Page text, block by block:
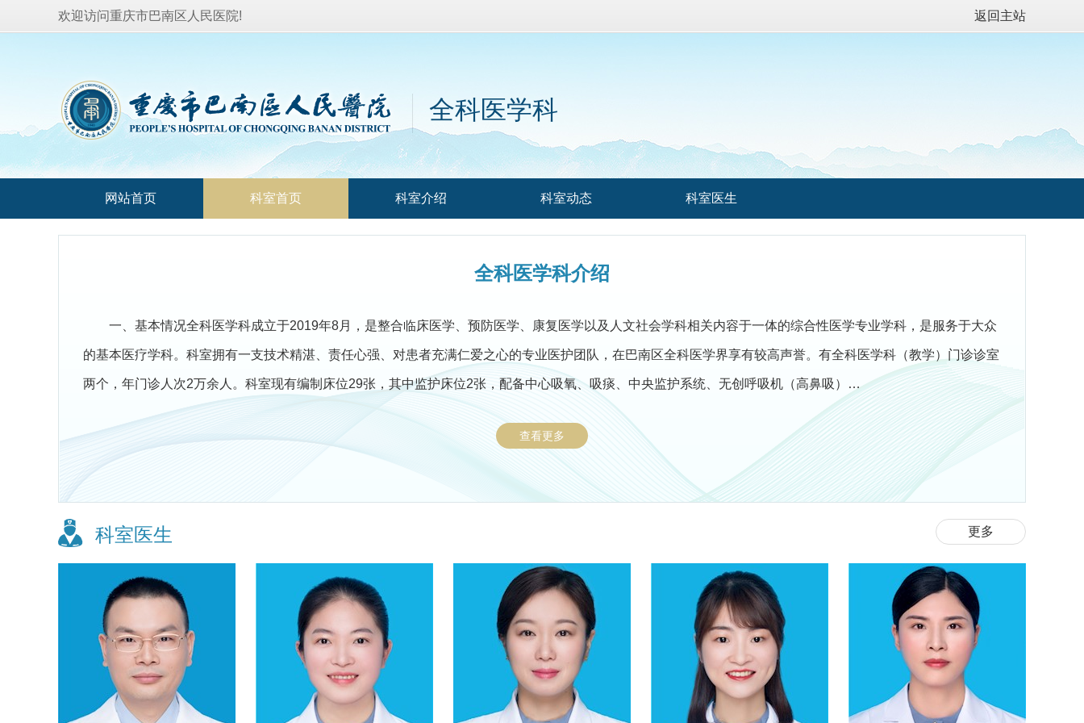
欢迎访问重庆市巴南区人民医院! 返回主站
全科医学科
网站首页 科室首页 科室介绍 科室动态 科室医生
全科医学科介绍
一、基本情况全科医学科成立于2019年8月，是整合临床医学、预防医学、康复医学以及人文社会学科相关内容于一体的综合性医学专业学科，是服务于大众
的基本医疗学科。科室拥有一支技术精湛、责任心强、对患者充满仁爱之心的专业医护团队，在巴南区全科医学界享有较高声誉。有全科医学科（教学）门诊诊室
两个，年门诊人次2万余人。科室现有编制床位29张，其中监护床位2张，配备中心吸氧、吸痰、中央监护系统、无创呼吸机（高鼻吸）…
查看更多
更多
科室医生